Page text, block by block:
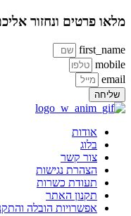
פרטים ונחזור אליכם
שליחה
אודות
בלוג
צור קשר
הצהרת נגישות
תעודת כשרות
תקנון האתר
אפשרויות הובלה והתקנה